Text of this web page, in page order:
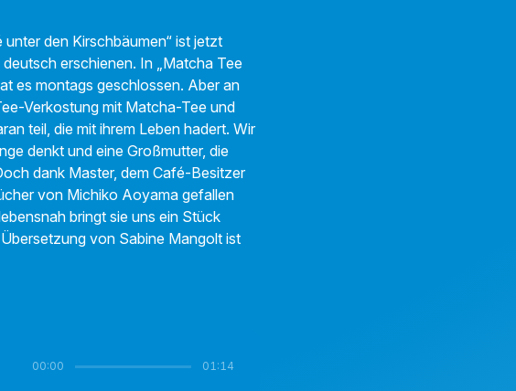
den Kirschbäumen“ ist jetzt
erschienen. In „Matcha Tee
es montags geschlossen. Aber an
Verkostung mit Matcha-Tee und
teil, die mit ihrem Leben hadert. Wir
denkt und eine Großmutter, die
dank Master, dem Café-Besitzer
von Michiko Aoyama gefallen
bringt sie uns ein Stück
von Sabine Mangolt ist
00:00 01:14